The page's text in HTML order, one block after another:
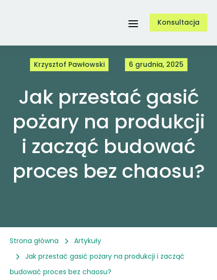
Toggle
Navigation
Usługi
O nas
Referencje
Case Study
Konsultacja
Krzysztof Pawłowski 6 grudnia, 2025
Jak przestać gasić
pożary na produkcji
i zacząć budować
proces bez chaosu?
Strona główna
Artykuły
Jak przestać gasić pożary na produkcji i zacząć
budować proces bez chaosu?